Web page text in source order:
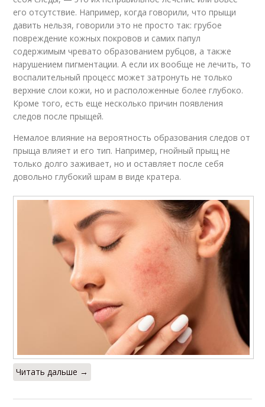
его отсутствие. Например, когда говорили, что прыщи
давить нельзя, говорили это не просто так: грубое
повреждение кожных покровов и самих папул
содержимым чревато образованием рубцов, а также
нарушением пигментации. А если их вообще не лечить, то
воспалительный процесс может затронуть не только
верхние слои кожи, но и расположенные более глубоко.
Кроме того, есть еще несколько причин появления
следов после прыщей.
Немалое влияние на вероятность образования следов от
прыща влияет и его тип. Например, гнойный прыщ не
только долго заживает, но и оставляет после себя
довольно глубокий шрам в виде кратера.
Читать дальше →